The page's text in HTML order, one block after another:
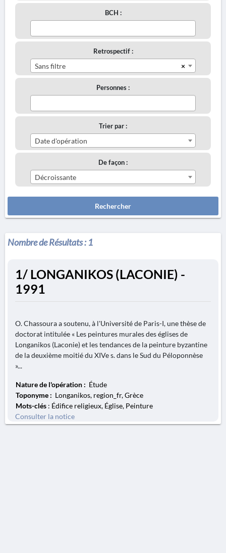
BCH :
Retrospectif :
×
Sans filtre
Personnes :
Trier par :
Date d'opération
De façon :
Décroissante
Rechercher
Nombre de Résultats :1
1/ LONGANIKOS (LACONIE) -
1991
O. Chassoura a soutenu, à l'Université de Paris-I, une thèse de
doctorat intitulée « Les peintures murales des églises de
Longanikos (Laconie) et les tendances de la peinture byzantine
de la deuxième moitié du XIVe s. dans le Sud du Péloponnèse
»...
Nature de l'opération : Étude
Toponyme : Longanikos, region_fr, Grèce
Mots-clés : Édifice religieux, Église, Peinture
Consulter la notice